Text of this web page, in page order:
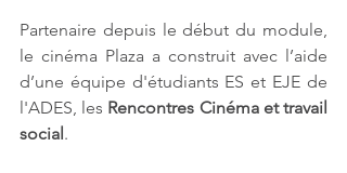
Partenaire depuis le début du module,
le cinéma Plaza a construit avec l’aide
d’une équipe d'étudiants ES et EJE de
l'ADES, les Rencontres Cinéma et travail
social.